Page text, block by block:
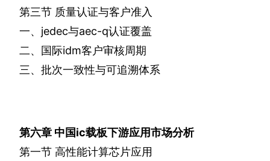
第三节 质量认证与客户准入
一、 jedec与aec-q认证覆盖
二、国际idm客户审核周期
三、批次一致性与可追溯体系
第六章 中国ic载板下游应用市场分析
第一节 高性能计算芯片应用